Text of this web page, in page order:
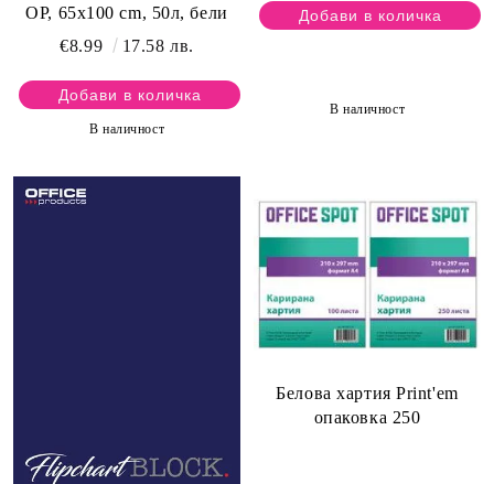
OP, 65х100 cm, 50л, бели
€8.99
17.58 лв.
В наличност
В наличност
Белова хартия Print'em
опаковка 250